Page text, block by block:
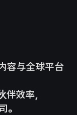
容与全球平台
效率，
。